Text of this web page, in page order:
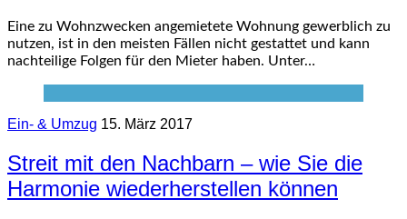
Eine zu Wohnzwecken angemietete Wohnung gewerblich zu
nutzen, ist in den meisten Fällen nicht gestattet und kann
nachteilige Folgen für den Mieter haben. Unter…
Ein- & Umzug 15. März 2017
Streit mit den Nachbarn – wie Sie die
Harmonie wiederherstellen können